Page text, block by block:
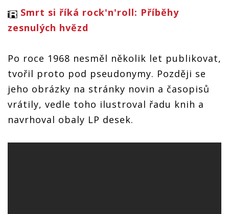
Smrt si říká rock'n'roll: Příběhy
zesnulých hvězd
Po roce 1968 nesměl několik let publikovat,
tvořil proto pod pseudonymy. Později se
jeho obrázky na stránky novin a časopisů
vrátily, vedle toho ilustroval řadu knih a
navrhoval obaly LP desek.